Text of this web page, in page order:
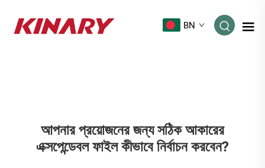
BN
আপনার প্রয়োজনের জন্য সঠিক আকারের
এক্সপেন্ডেবল ফাইল কীভাবে নির্বাচন করবেন?